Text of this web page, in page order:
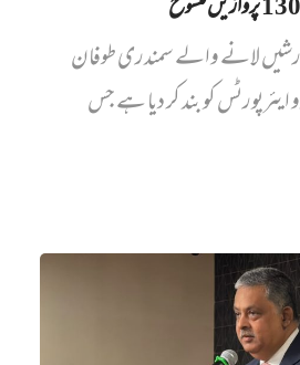
لانے والے سمندری طوفان
کو بند کر دیا ہے جس